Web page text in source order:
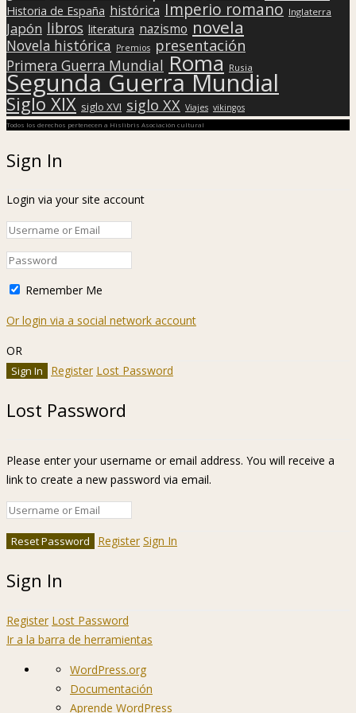
Historia de España histórica Imperio romano Inglaterra
Japón libros literatura nazismo novela
Novela histórica Premios presentación
Primera Guerra Mundial Roma Rusia
Segunda Guerra Mundial
Siglo XIX siglo XVI siglo XX Viajes vikingos
Todos los derechos pertenecen a Hislibris Asociación cultural
Sign In
Login via your site account
Remember Me
Or login via a social network account
OR
Register Lost Password
Lost Password
Please enter your username or email address. You will receive a
link to create a new password via email.
Register Sign In
Sign In
Register Lost Password
Ir a la barra de herramientas
Acerca
WordPress
WordPress.org
Documentación
Aprende WordPress